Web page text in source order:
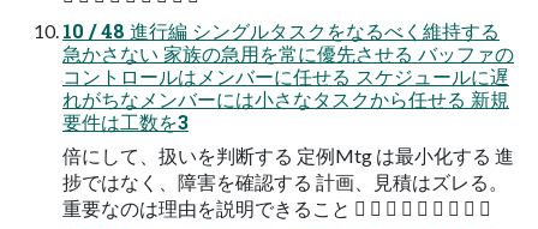
10 / 48 進行編 シングルタスクをなるべく維持する
急かさない 家族の急用を常に優先させる バッファの
コントロールはメンバーに任せる スケジュールに遅
れがちなメンバーには小さなタスクから任せる 新規
要件は工数を3
倍にして、扱いを判断する 定例Mtg は最小化する 進
捗ではなく、障害を確認する 計画、見積はズレる。
重要なのは理由を説明できること         